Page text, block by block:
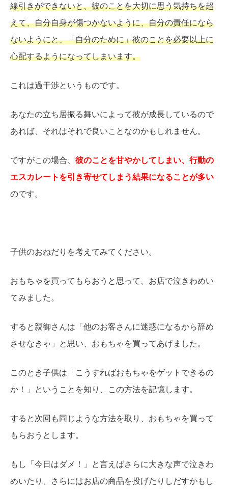
線引きができないと、彼のことを大切に思う気持ちを超
えて、自分自身が傷つかないように、自分の責任になら
ないようにと、「自分のために」彼のことを必要以上に
心配するようになってしまいます。
これは過干渉というものです。
あなたの立ち居振る舞いによって彼が成長しているので
あれば、それはそれで良いことなのかもしれません。
ですがこの場合、 彼のことを甘やかしてしまい、行動の
エスカレートを引き寄せてしまう結果になることが多い
のです。
子供のおねだりを考えてみてください。
おもちゃを買ってもらおうと思って、お店で泣きわめい
てみました。
すると親御さんは「他のお客さんに迷惑になるから辞め
させなきゃ」と思い、おもちゃを買ってあげました。
このとき子供は「こうすればおもちゃをゲットできるの
か！」ということを知り、この方法を記憶します。
すると次回も同じような方法を取り、おもちゃを買って
もらおうとします。
もし「今日はダメ！」と言えばさらに大きな声で泣きわ
めいたり、さらにはお店の商品を投げたりしだすかもし